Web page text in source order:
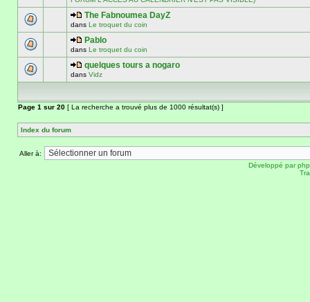
The Fabnoumea DayZ
dans Le troquet du coin
Pablo
dans Le troquet du coin
quelques tours a nogaro
dans Vidz
Page 1 sur 20 [ La recherche a trouvé plus de 1000 résultat(s) ]
Index du forum
Aller à:
Développé par